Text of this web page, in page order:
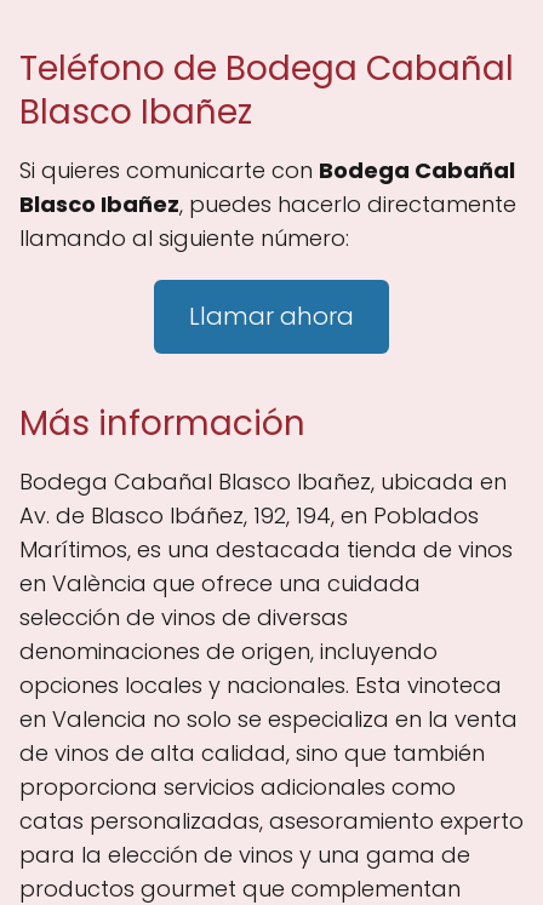
Teléfono de Bodega Cabañal
Blasco Ibañez
Si quieres comunicarte con Bodega Cabañal
Blasco Ibañez, puedes hacerlo directamente
llamando al siguiente número:
Llamar ahora
Más información
Bodega Cabañal Blasco Ibañez, ubicada en
Av. de Blasco Ibáñez, 192, 194, en Poblados
Marítimos, es una destacada tienda de vinos
en València que ofrece una cuidada
selección de vinos de diversas
denominaciones de origen, incluyendo
opciones locales y nacionales. Esta vinoteca
en Valencia no solo se especializa en la venta
de vinos de alta calidad, sino que también
proporciona servicios adicionales como
catas personalizadas, asesoramiento experto
para la elección de vinos y una gama de
productos gourmet que complementan